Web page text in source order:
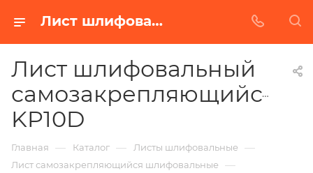
Лист шлифовальный самозакрепляющийся KP10D в Белгороде | Купить по недорогой цене от Абразивного Завода
Лист шлифовальный
самозакрепляющийся
KP10D
Главная — Каталог — Листы шлифовальные —
Лист самозакрепляющийся шлифовальные —